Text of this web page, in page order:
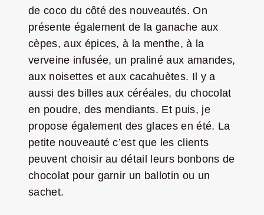
de coco du côté des nouveautés. On
présente également de la ganache aux
cèpes, aux épices, à la menthe, à la
verveine infusée, un praliné aux amandes,
aux noisettes et aux cacahuètes. Il y a
aussi des billes aux céréales, du chocolat
en poudre, des mendiants. Et puis, je
propose également des glaces en été. La
petite nouveauté c’est que les clients
peuvent choisir au détail leurs bonbons de
chocolat pour garnir un ballotin ou un
sachet.